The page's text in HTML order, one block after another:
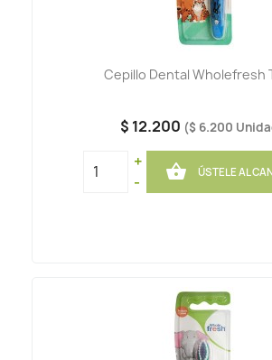
Cepillo Dental Wholefresh
$ 12.200 ($ 6.200
+
-
 ÚSTELE AL